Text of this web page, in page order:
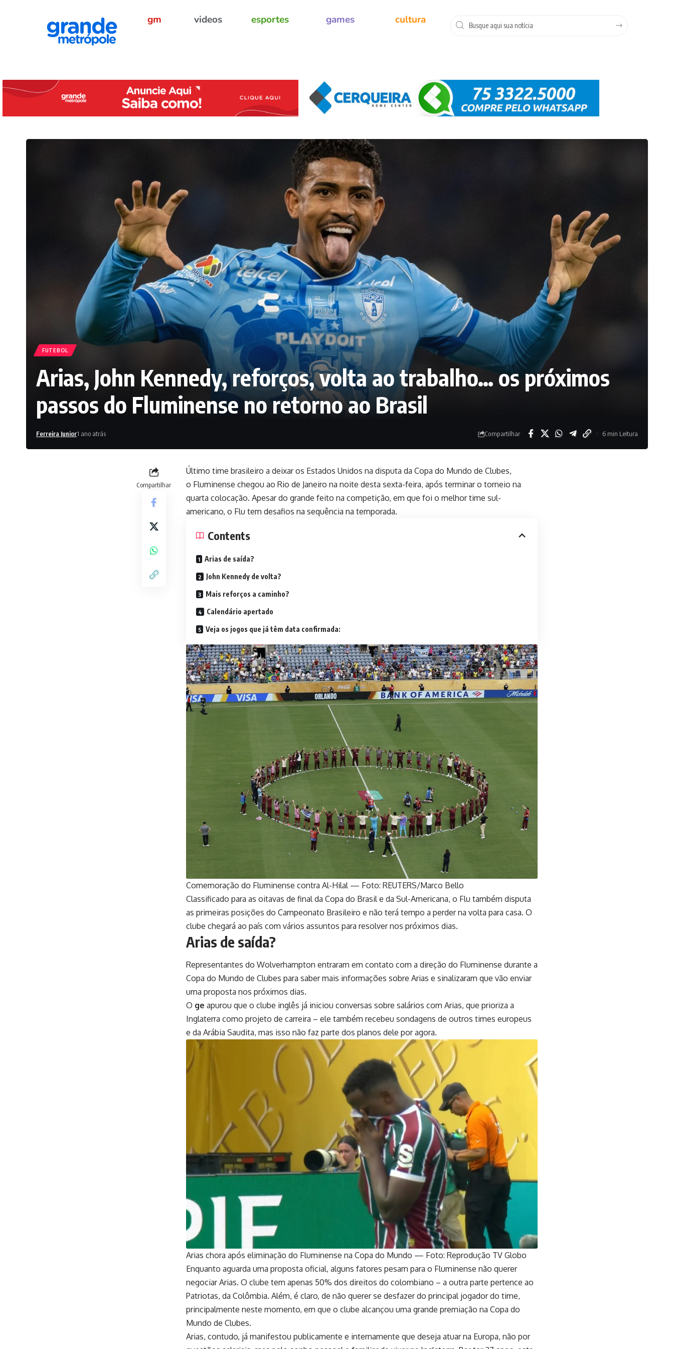
gm videos esportes games cultura
FUTEBOL
Arias, John Kennedy, reforços, volta ao trabalho… os próximos
passos do Fluminense no retorno ao Brasil
Ferreira Junior1 ano atrás Compartilhar 6 min Leitura
Compartilhar
Último time brasileiro a deixar os Estados Unidos na disputa da Copa do Mundo de Clubes,
o Fluminense chegou ao Rio de Janeiro na noite desta sexta-feira, após terminar o torneio na
quarta colocação. Apesar do grande feito na competição, em que foi o melhor time sul-
americano, o Flu tem desafios na sequência na temporada.
Contents
Arias de saída?
John Kennedy de volta?
Mais reforços a caminho?
Calendário apertado
Veja os jogos que já têm data confirmada:
Comemoração do Fluminense contra Al-Hilal — Foto: REUTERS/Marco Bello
Classificado para as oitavas de final da Copa do Brasil e da Sul-Americana, o Flu também disputa
as primeiras posições do Campeonato Brasileiro e não terá tempo a perder na volta para casa. O
clube chegará ao país com vários assuntos para resolver nos próximos dias.
Arias de saída?
Representantes do Wolverhampton entraram em contato com a direção do Fluminense durante a
Copa do Mundo de Clubes para saber mais informações sobre Arias e sinalizaram que vão enviar
uma proposta nos próximos dias.
O ge apurou que o clube inglês já iniciou conversas sobre salários com Arias, que prioriza a
Inglaterra como projeto de carreira – ele também recebeu sondagens de outros times europeus
e da Arábia Saudita, mas isso não faz parte dos planos dele por agora.
Arias chora após eliminação do Fluminense na Copa do Mundo — Foto: Reprodução TV Globo
Enquanto aguarda uma proposta oficial, alguns fatores pesam para o Fluminense não querer
negociar Arias. O clube tem apenas 50% dos direitos do colombiano – a outra parte pertence ao
Patriotas, da Colômbia. Além, é claro, de não querer se desfazer do principal jogador do time,
principalmente neste momento, em que o clube alcançou uma grande premiação na Copa do
Mundo de Clubes.
Arias, contudo, já manifestou publicamente e internamente que deseja atuar na Europa, não por